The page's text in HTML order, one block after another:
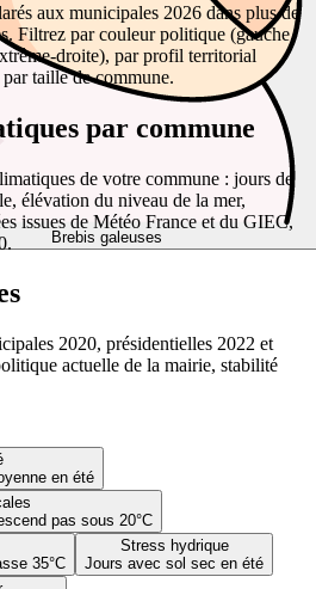
Brebis galeuses
en été
pas sous 20°C
35°C
Stress hydrique
Jours avec sol sec en été
aux municipales 2026 dans plus de
Filtrez par couleur politique (gauche,
droite), par profil territorial
taille de commune.
par commune
de votre commune : jours de
élévation du niveau de la mer,
issues de Météo France et du GIEC,
2020, présidentielles 2022 et
actuelle de la mairie, stabilité